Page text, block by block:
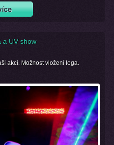
a UV show
akci. Možnost vložení loga.